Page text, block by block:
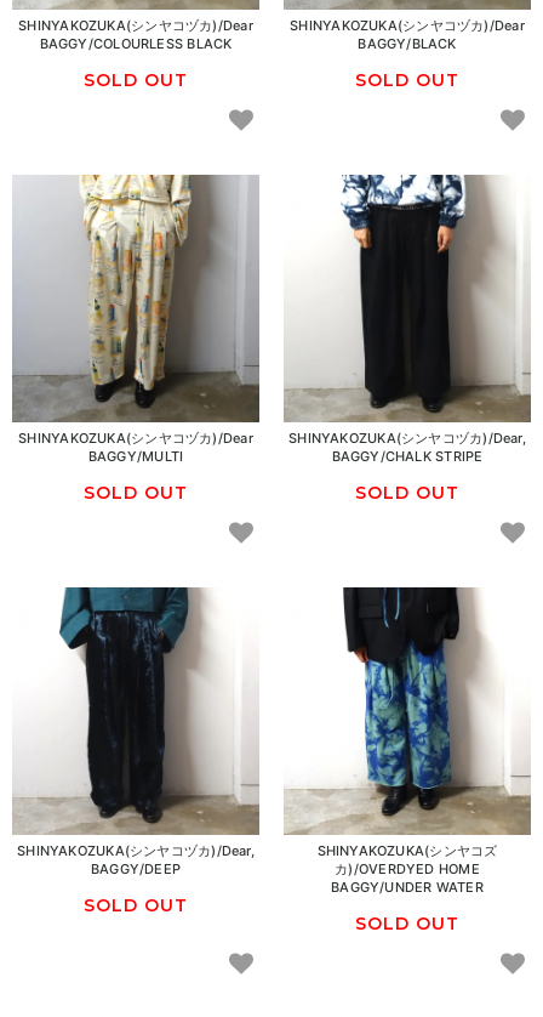
SHINYAKOZUKA(シンヤコヅカ)/Dear
BAGGY/COLOURLESS BLACK
SOLD OUT
SHINYAKOZUKA(シンヤコヅカ)/Dear
BAGGY/BLACK
SOLD OUT
SHINYAKOZUKA(シンヤコヅカ)/Dear
BAGGY/MULTI
SOLD OUT
SHINYAKOZUKA(シンヤコヅカ)/Dear,
BAGGY/CHALK STRIPE
SOLD OUT
SHINYAKOZUKA(シンヤコヅカ)/Dear,
BAGGY/DEEP
SOLD OUT
SHINYAKOZUKA(シンヤコズ
カ)/OVERDYED HOME
BAGGY/UNDER WATER
SOLD OUT